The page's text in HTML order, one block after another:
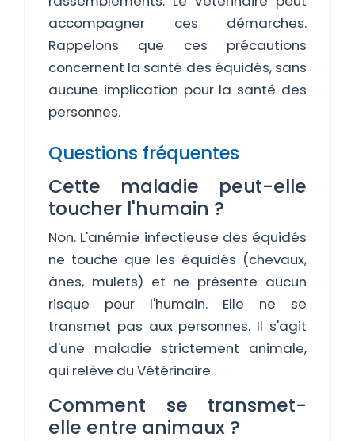
accompagner ces démarches.
Rappelons que ces précautions
concernent la santé des équidés, sans
aucune implication pour la santé des
personnes.
Questions fréquentes
Cette maladie peut-elle
toucher l'humain ?
Non. L'anémie infectieuse des équidés
ne touche que les équidés (chevaux,
ânes, mulets) et ne présente aucun
risque pour l'humain. Elle ne se
transmet pas aux personnes. Il s'agit
d'une maladie strictement animale,
qui relève du Vétérinaire.
Comment se transmet-
elle entre animaux ?